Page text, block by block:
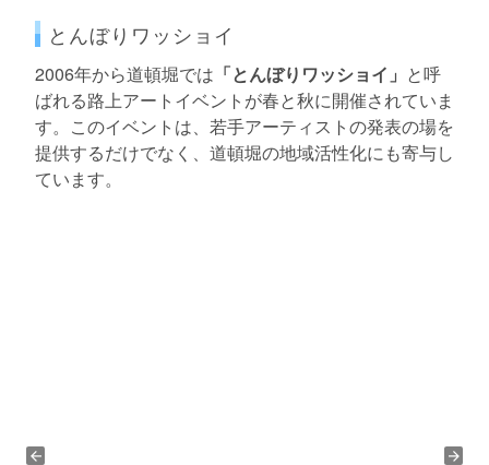
とんぼりワッショイ
2006年から道頓堀では 「とんぼりワッショイ」 と呼
ばれる路上アートイベントが春と秋に開催されていま
す。このイベントは、若手アーティストの発表の場を
提供するだけでなく、道頓堀の地域活性化にも寄与し
ています。